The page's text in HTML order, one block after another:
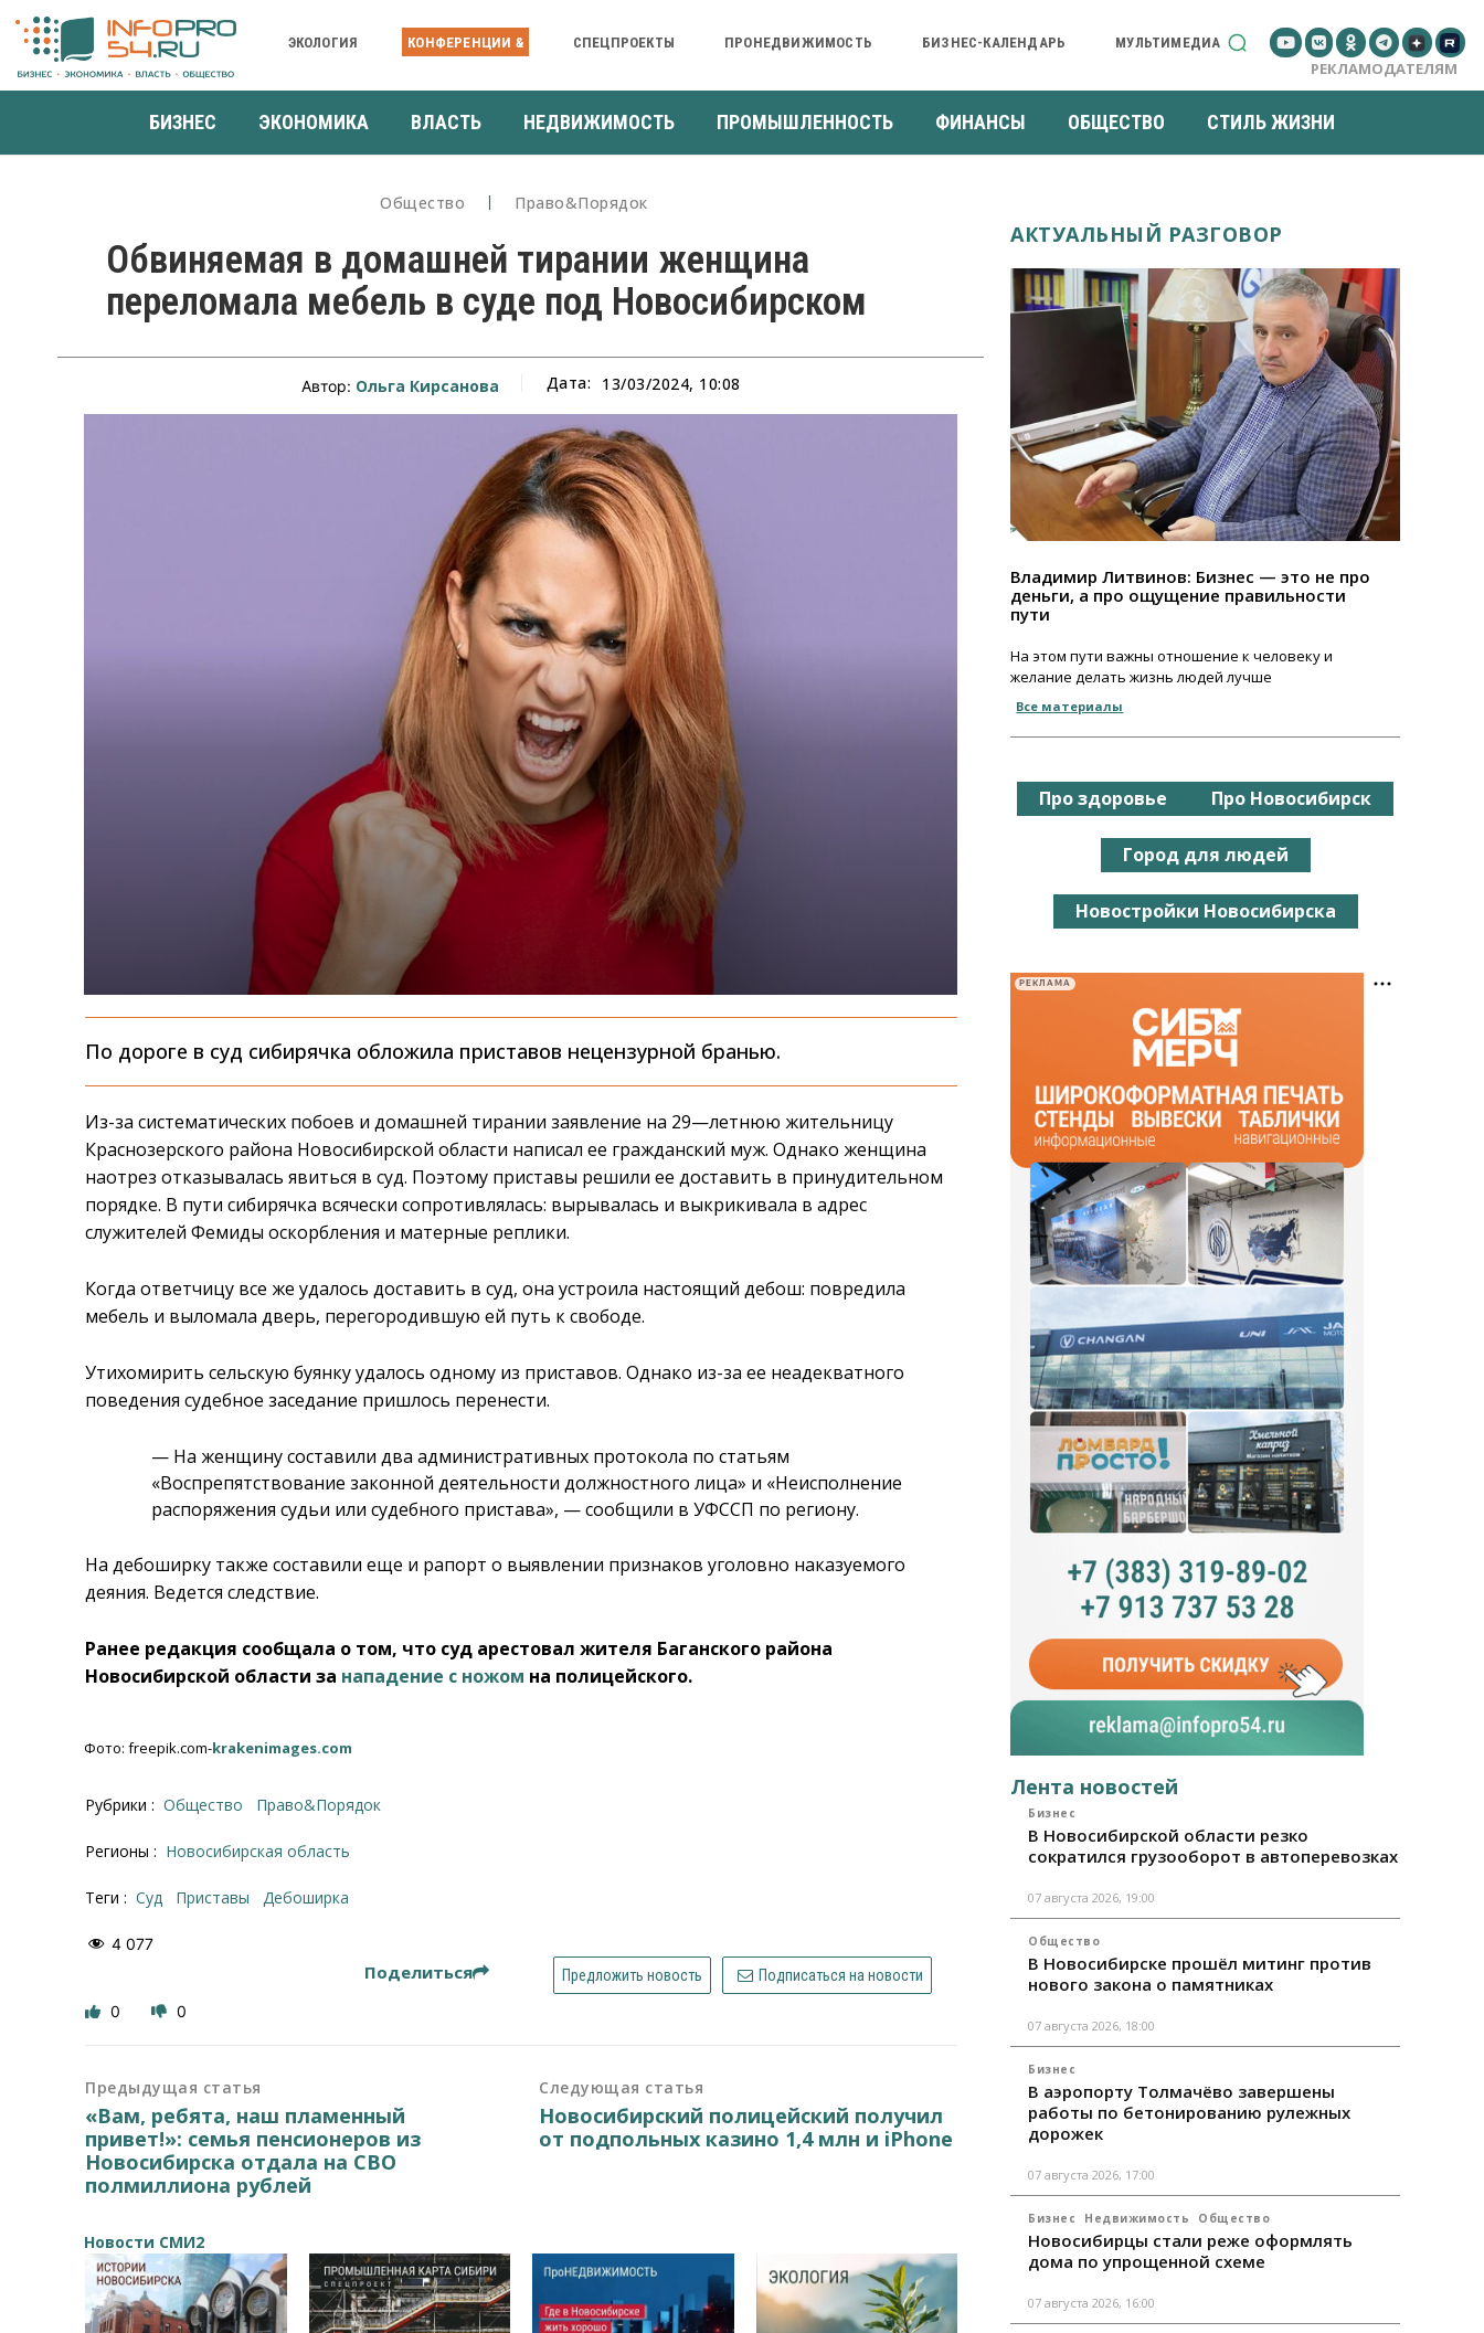
ЭКОЛОГИЯ КОНФЕРЕНЦИИ & СПЕЦПРОЕКТЫ ПРОНЕДВИЖИМОСТЬ БИЗНЕС-КАЛЕНДАРЬ МУЛЬТИМЕДИА
РЕКЛАМОДАТЕЛЯМ
БИЗНЕС ЭКОНОМИКА ВЛАСТЬ НЕДВИЖИМОСТЬ ПРОМЫШЛЕННОСТЬ ФИНАНСЫ ОБЩЕСТВО СТИЛЬ ЖИЗНИ
Общество Право&Порядок
Обвиняемая в домашней тирании женщина
переломала мебель в суде под Новосибирском
Автор: Ольга Кирсанова Дата: 13/03/2024, 10:08
По дороге в суд сибирячка обложила приставов нецензурной бранью.
Из-за систематических побоев и домашней тирании заявление на 29—летнюю жительницу
Краснозерского района Новосибирской области написал ее гражданский муж. Однако женщина
наотрез отказывалась явиться в суд. Поэтому приставы решили ее доставить в принудительном
порядке. В пути сибирячка всячески сопротивлялась: вырывалась и выкрикивала в адрес
служителей Фемиды оскорбления и матерные реплики.
Когда ответчицу все же удалось доставить в суд, она устроила настоящий дебош: повредила
мебель и выломала дверь, перегородившую ей путь к свободе.
Утихомирить сельскую буянку удалось одному из приставов. Однако из-за ее неадекватного
поведения судебное заседание пришлось перенести.
— На женщину составили два административных протокола по статьям
«Воспрепятствование законной деятельности должностного лица» и «Неисполнение
распоряжения судьи или судебного пристава», — сообщили в УФССП по региону.
На дебоширку также составили еще и рапорт о выявлении признаков уголовно наказуемого
деяния. Ведется следствие.
Ранее редакция сообщала о том, что суд арестовал жителя Баганского района
Новосибирской области за нападение с ножом на полицейского.
Фото: freepik.com-krakenimages.com
Рубрики : Общество Право&Порядок
Регионы : Новосибирская область
Теги : суд приставы дебоширка
4 077
Поделиться Предложить новость Подписаться на новости
0 0
Предыдущая статья
«Вам, ребята, наш пламенный
привет!»: семья пенсионеров из
Новосибирска отдала на СВО
полмиллиона рублей
Следующая статья
Новосибирский полицейский получил
от подпольных казино 1,4 млн и iPhone
Новости СМИ2
АКТУАЛЬНЫЙ РАЗГОВОР
Владимир Литвинов: Бизнес — это не про
деньги, а про ощущение правильности
пути
На этом пути важны отношение к человеку и
желание делать жизнь людей лучше
Все материалы
Про здоровье Про Новосибирск
Город для людей
Новостройки Новосибирска
РЕКЛАМА
Лента новостей
Бизнес
В Новосибирской области резко
сократился грузооборот в автоперевозках
07 августа 2026, 19:00
Общество
В Новосибирске прошёл митинг против
нового закона о памятниках
07 августа 2026, 18:00
Бизнес
В аэропорту Толмачёво завершены
работы по бетонированию рулежных
дорожек
07 августа 2026, 17:00
Бизнес Недвижимость Общество
Новосибирцы стали реже оформлять
дома по упрощенной схеме
07 августа 2026, 16:00